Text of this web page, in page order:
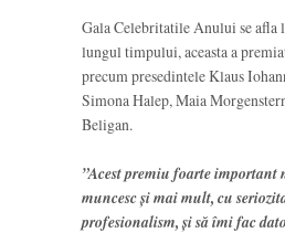
Gala Celebritatile Anului se afla
lungul timpului, aceasta a
precum presedintele Klaus
Simona Halep, Maia
Beligan.
”Acest premiu foarte important
muncesc și mai mult, cu
profesionalism, și să îmi fac